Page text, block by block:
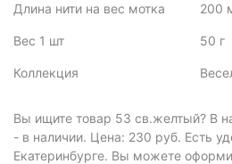
Длина нити на вес мотка 200
Вес 1 шт 50 г
Коллекция
Вы ищите товар 53 св.желтый? В
- в наличии. Цена: 230 руб. Есть
Екатеринбурге. Вы можете